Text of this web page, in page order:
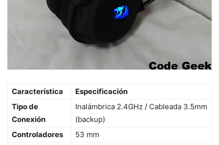
Característica
Especificación
Tipo de
Conexión
Inalámbrica 2.4GHz / Cableada 3.5mm
(backup)
Controladores
53 mm